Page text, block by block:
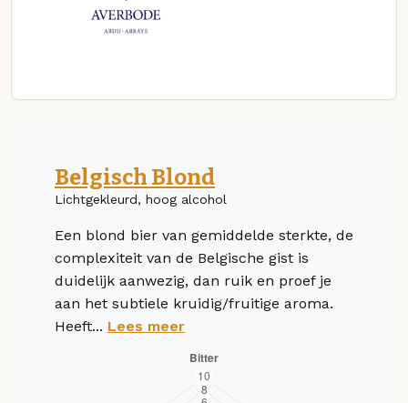
Belgisch Blond
Lichtgekleurd, hoog alcohol
Een blond bier van gemiddelde sterkte, de
complexiteit van de Belgische gist is
duidelijk aanwezig, dan ruik en proef je
aan het subtiele kruidig/fruitige aroma.
Heeft... Lees meer